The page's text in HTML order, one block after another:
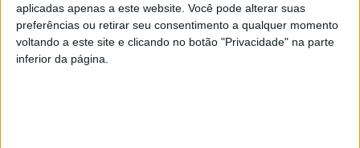
aplicadas apenas a este website. Você pode alterar suas
preferências ou retirar seu consentimento a qualquer momento
voltando a este site e clicando no botão "Privacidade" na parte
inferior da página.
Pub